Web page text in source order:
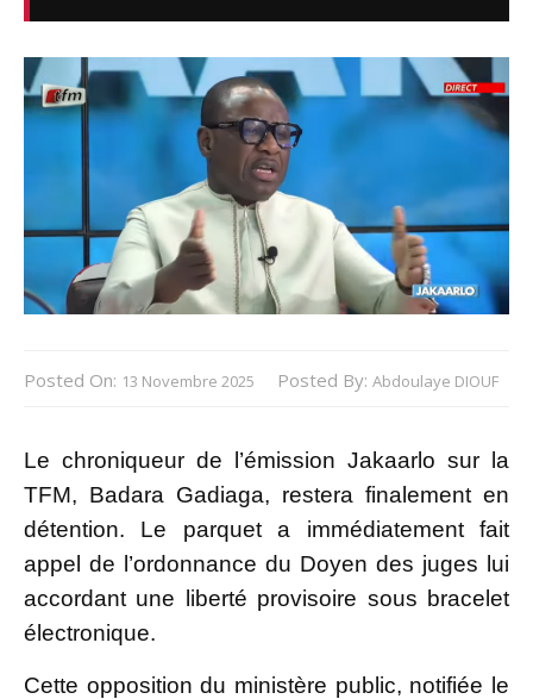
Posted On: 13 Novembre 2025 Posted By: Abdoulaye DIOUF
Le chroniqueur de l’émission Jakaarlo sur la
TFM, Badara Gadiaga, restera finalement en
détention. Le parquet a immédiatement fait
appel de l’ordonnance du Doyen des juges lui
accordant une liberté provisoire sous bracelet
électronique.
Cette opposition du ministère public, notifiée le